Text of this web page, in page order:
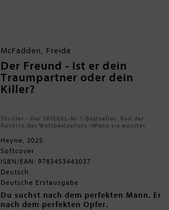
ermordet wird, ist klar: Jemand
möchte verhindern, dass die
Vergangenheit ans Licht kommt.
Olivia muss sich fragen: War ihre
Großmutter wirklich eine Mörderin?
Und was hat das Ganze mit Olivias
McFadden, Freida
Der Freund - Ist er dein
Traumpartner oder dein
Killer?
Thriller - Der SPIEGEL-Nr.1-Bestseller. Von der
Autorin des Weltbestsellers »Wenn sie wüsste«
Heyne, 2025
Softcover
ISBN/EAN: 9783453443037
Deutsch
Deutsche Erstausgabe
Du suchst nach dem perfekten Mann. Er
nach dem perfekten Opfer.